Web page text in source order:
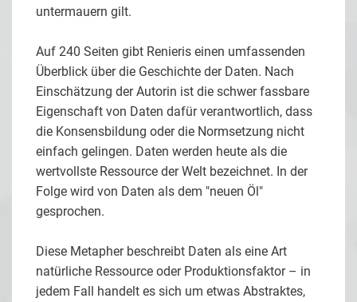
untermauern gilt.
Auf 240 Seiten gibt Renieris einen umfassenden
Überblick über die Geschichte der Daten. Nach
Einschätzung der Autorin ist die schwer fassbare
Eigenschaft von Daten dafür verantwortlich, dass
die Konsensbildung oder die Normsetzung nicht
einfach gelingen. Daten werden heute als die
wertvollste Ressource der Welt bezeichnet. In der
Folge wird von Daten als dem "neuen Öl"
gesprochen.
Diese Metapher beschreibt Daten als eine Art
natürliche Ressource oder Produktionsfaktor – in
jedem Fall handelt es sich um etwas Abstraktes,